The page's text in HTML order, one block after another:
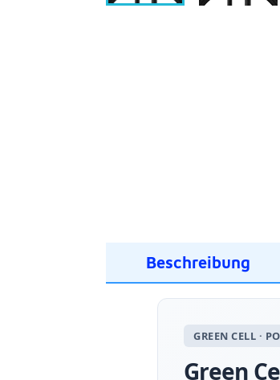
Beschreibung
GREEN CELL ·
Green